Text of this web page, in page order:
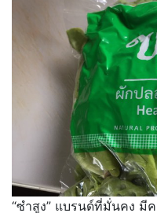
“ซำสูง” แบรนด์ที่มั่นคง มี